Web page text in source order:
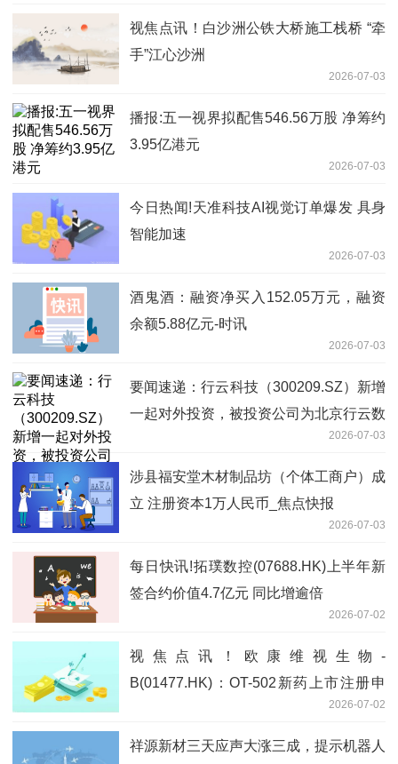
视焦点讯！白沙洲公铁大桥施工栈桥 “牵
手”江心沙洲
2026-07-03
播报:五一视界拟配售546.56万股 净筹约
3.95亿港元
2026-07-03
今日热闻!天准科技AI视觉订单爆发 具身
智能加速
2026-07-03
酒鬼酒：融资净买入152.05万元，融资
余额5.88亿元-时讯
2026-07-03
要闻速递：行云科技（300209.SZ）新增
一起对外投资，被投资公司为北京行云数
2026-07-03
涉县福安堂木材制品坊（个体工商户）成
立 注册资本1万人民币_焦点快报
2026-07-03
每日快讯!拓璞数控(07688.HK)上半年新
签合约价值4.7亿元 同比增逾倍
2026-07-02
视焦点讯！欧康维视生物-
B(01477.HK)：OT-502新药上市注册申
2026-07-02
祥源新材三天应声大涨三成，提示机器人